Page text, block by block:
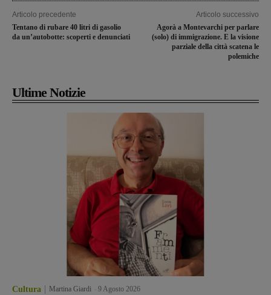
Articolo precedente
Tentano di rubare 40 litri di gasolio
da un’autobotte: scoperti e denunciati
Articolo successivo
Agorà a Montevarchi per parlare
(solo) di immigrazione. E la visione
parziale della città scatena le
polemiche
Ultime Notizie
Cultura Martina Giardi 9 Agosto 2026